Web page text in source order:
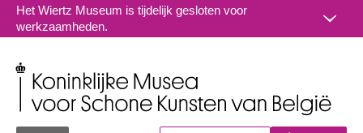
Naar inhoud
Het Wiertz Museum is tijdelijk gesloten voor
werkzaamheden.